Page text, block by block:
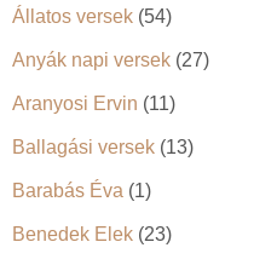
Állatos versek (54)
Anyák napi versek (27)
Aranyosi Ervin (11)
Ballagási versek (13)
Barabás Éva (1)
Benedek Elek (23)